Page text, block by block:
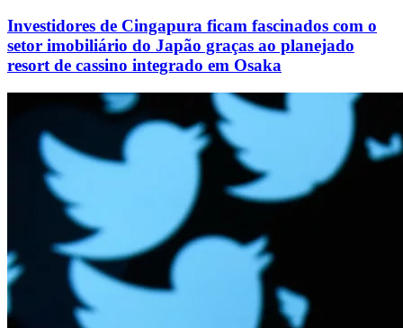
Investidores de Cingapura ficam fascinados com o
setor imobiliário do Japão graças ao planejado
resort de cassino integrado em Osaka